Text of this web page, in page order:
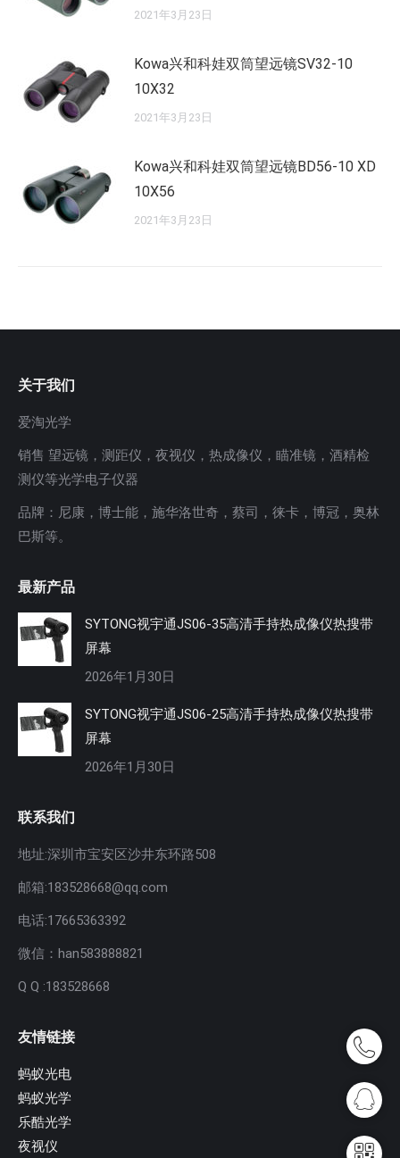
2021年3月23日
Kowa兴和科娃双筒望远镜SV32-10
10X32
2021年3月23日
Kowa兴和科娃双筒望远镜BD56-10 XD
10X56
2021年3月23日
关于我们
爱淘光学
销售 望远镜，测距仪，夜视仪，热成像仪，瞄准镜，酒精检
测仪等光学电子仪器
品牌：尼康，博士能，施华洛世奇，蔡司，徕卡，博冠，奥林
巴斯等。
最新产品
SYTONG视宇通JS06-35高清手持热成像仪热搜带
屏幕
2026年1月30日
SYTONG视宇通JS06-25高清手持热成像仪热搜带
屏幕
2026年1月30日
联系我们
地址:深圳市宝安区沙井东环路508
邮箱:183528668@qq.com
电话:17665363392
微信：han583888821
Q Q :183528668
友情链接
蚂蚁光电
蚂蚁光学
乐酷光学
夜视仪